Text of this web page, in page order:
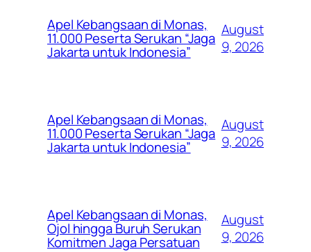
Apel Kebangsaan di Monas,
11.000 Peserta Serukan “Jaga
Jakarta untuk Indonesia”
August
9, 2026
Apel Kebangsaan di Monas,
11.000 Peserta Serukan “Jaga
Jakarta untuk Indonesia”
August
9, 2026
Apel Kebangsaan di Monas,
Ojol hingga Buruh Serukan
Komitmen Jaga Persatuan
August
9, 2026